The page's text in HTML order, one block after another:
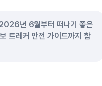
2026년 6월부터 떠나기 좋은
트레커 안전 가이드까지 함